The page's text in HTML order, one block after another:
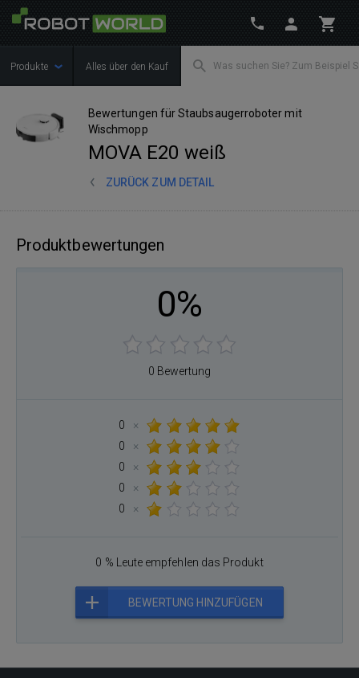
Produkte Alles über den Kauf
Bewertungen für Staubsaugerroboter mit
Wischmopp
MOVA E20 weiß
ZURÜCK ZUM DETAIL
Produktbewertungen
0%
0 Bewertung
0
×
0
×
0
×
0
×
0
×
0 % Leute empfehlen das Produkt
BEWERTUNG HINZUFÜGEN